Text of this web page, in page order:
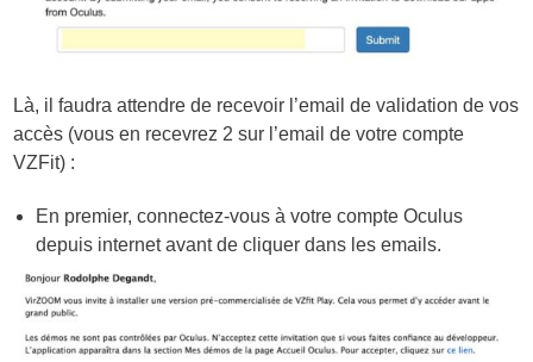
Là, il faudra attendre de recevoir l’email de validation de vos
accès (vous en recevrez 2 sur l’email de votre compte
VZFit) :
En premier, connectez-vous à votre compte Oculus
depuis internet avant de cliquer dans les emails.